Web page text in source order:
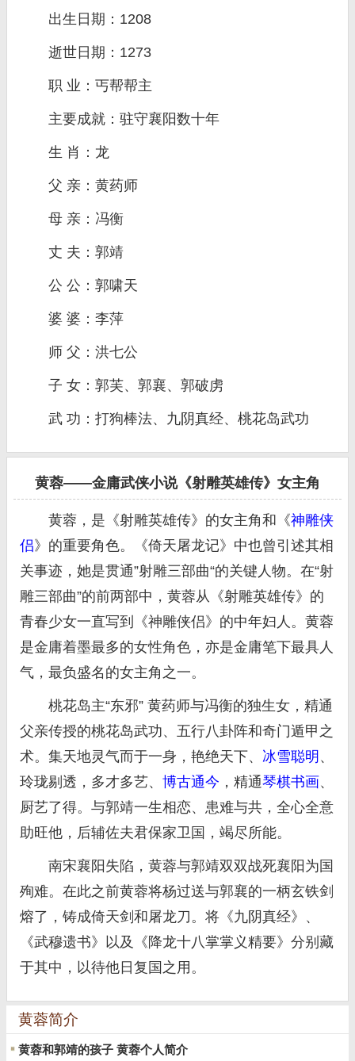
出生日期：1208
逝世日期：1273
职 业：丐帮帮主
主要成就：驻守襄阳数十年
生 肖：龙
父 亲：黄药师
母 亲：冯衡
丈 夫：郭靖
公 公：郭啸天
婆 婆：李萍
师 父：洪七公
子 女：郭芙、郭襄、郭破虏
武 功：打狗棒法、九阴真经、桃花岛武功
黄蓉——金庸武侠小说《射雕英雄传》女主角
黄蓉，是《射雕英雄传》的女主角和《神雕侠
侣》的重要角色。《倚天屠龙记》中也曾引述其相
关事迹，她是贯通”射雕三部曲“的关键人物。在“射
雕三部曲”的前两部中，黄蓉从《射雕英雄传》的
青春少女一直写到《神雕侠侣》的中年妇人。黄蓉
是金庸着墨最多的女性角色，亦是金庸笔下最具人
气，最负盛名的女主角之一。
桃花岛主“东邪” 黄药师与冯衡的独生女，精通
父亲传授的桃花岛武功、五行八卦阵和奇门遁甲之
术。集天地灵气而于一身，艳绝天下、 冰雪聪明 、
玲珑剔透，多才多艺、 博古通今 ，精通琴棋书画、
厨艺了得。与郭靖一生相恋、患难与共，全心全意
助旺他，后辅佐夫君保家卫国，竭尽所能。
南宋襄阳失陷，黄蓉与郭靖双双战死襄阳为国
殉难。在此之前黄蓉将杨过送与郭襄的一柄玄铁剑
熔了，铸成倚天剑和屠龙刀。将《九阴真经》、
《武穆遗书》以及《降龙十八掌掌义精要》分别藏
于其中，以待他日复国之用。
黄蓉简介
黄蓉和郭靖的孩子 黄蓉个人简介